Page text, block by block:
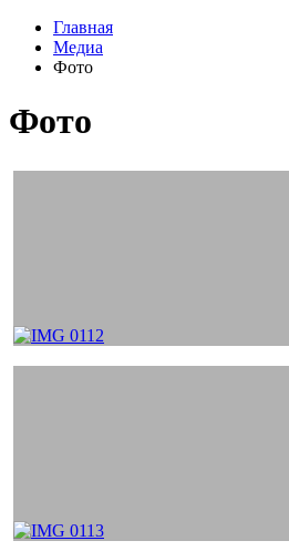
Главная
Медиа
Фото
Фото